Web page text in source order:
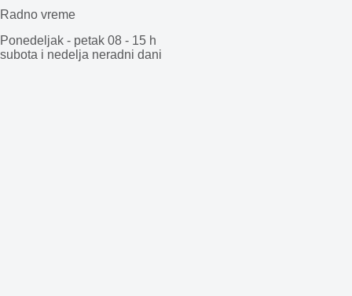
Radno vreme
Ponedeljak - petak 08 - 15 h
subota i nedelja neradni dani